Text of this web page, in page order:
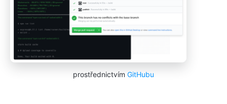
prostřednictvím GitHubu